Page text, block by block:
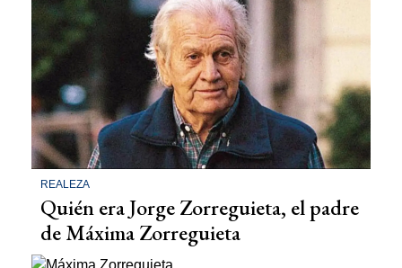
REALEZA
Quién era Jorge Zorreguieta, el padre
de Máxima Zorreguieta